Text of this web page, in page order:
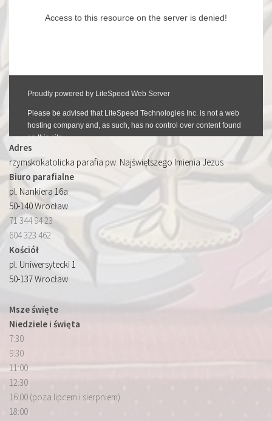
Adres
rzymskokatolicka parafia pw. Najświętszego Imienia Jezus
Biuro parafialne
pl. Nankiera 16a
50-140 Wrocław
71 344 94 23
604 323 462
Kościół
pl. Uniwersytecki 1
50-137 Wrocław
Msze święte
Niedziele i święta
7:30
9:30
11:00
12:30
16:00 (poza lipcem i sierpniem)
18:00